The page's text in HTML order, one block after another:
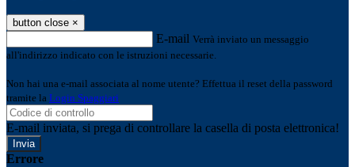
button close ×
E-mail Verrà inviato un messaggio
all'indirizzo indicato con le istruzioni necessarie.
Non hai una e-mail associata al nome utente? Effettua il reset della password
tramite la Login Spaggiari
E-mail inviata, si prega di controllare la casella di posta elettronica!
Errore